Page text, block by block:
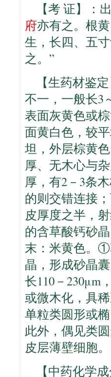
【考 证】：
府亦有之。根
生，长四、五
之。”
【生药材鉴
不一，一般长3
表面灰黄色或
面黄白色，较
坦，外层棕黄
厚、无木心与
厚，有2－3条
的则交错连接
皮厚度之半，
的含草酸钙砂
末：米黄色。①
晶，形成砂晶
长110－230μm
或微木化，具
单粒类圆形或
此外，偶见类
皮层薄壁细胞。
【中药化学